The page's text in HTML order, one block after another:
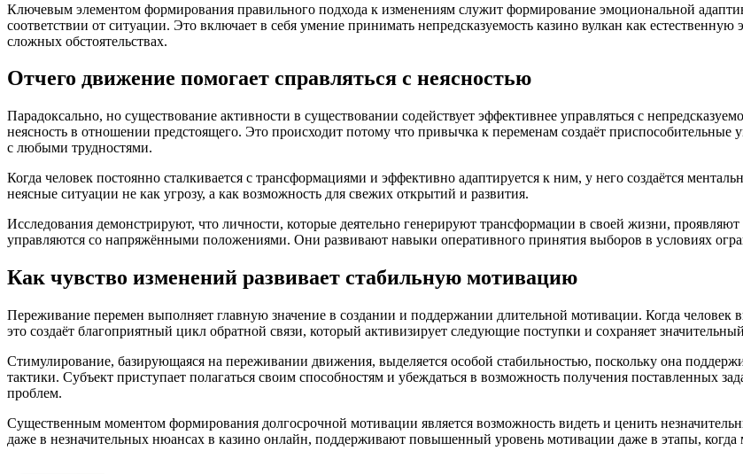
Ключевым элементом формирования правильного подхода к изменениям служит формирование эмоциональной
соответствии от ситуации. Это включает в себя умение принимать непредсказуемость казино вулкан как
сложных обстоятельствах.
Отчего движение помогает справляться с неясностью
Парадоксально, но существование активности в существовании содействует эффективнее управляться с
неясность в отношении предстоящего. Это происходит потому что привычка к переменам создаёт приспособительные
с любыми трудностями.
Когда человек постоянно сталкивается с трансформациями и эффективно адаптируется к ним, у него создаётся
неясные ситуации не как угрозу, а как возможность для свежих открытий и развития.
Исследования демонстрируют, что личности, которые деятельно генерируют трансформации в своей жизни,
управляются со напряжёнными положениями. Они развивают навыки оперативного принятия выборов в условиях
Как чувство изменений развивает стабильную мотивацию
Переживание перемен выполняет главную значение в создании и поддержании длительной мотивации. Когда
это создаёт благоприятный цикл обратной связи, который активизирует следующие поступки и сохраняет
Стимулирование, базирующаяся на переживании движения, выделяется особой стабильностью, поскольку она
тактики. Субъект приступает полагаться своим способностям и убеждаться в возможность получения поставленных
проблем.
Существенным моментом формирования долгосрочной мотивации является возможность видеть и ценить
даже в незначительных нюансах в казино онлайн, поддерживают повышенный уровень мотивации даже в этапы,